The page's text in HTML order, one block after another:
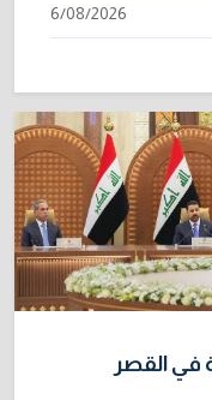
6/08/2026
في القصر